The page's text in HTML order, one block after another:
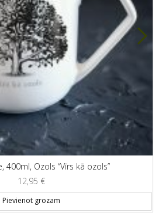
400ml, Ozols “Vīrs kā ozols”
12,95 €
Pievienot grozam